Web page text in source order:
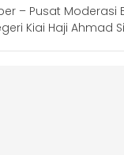
– Pusat Moderasi
Kiai Haji Ahmad